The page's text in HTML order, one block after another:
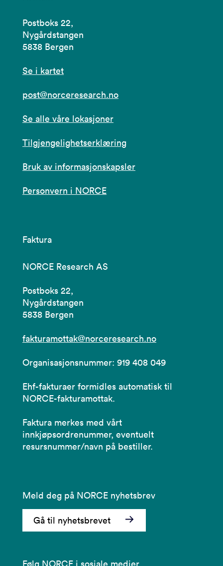
Postboks 22,
Nygårdstangen
5838 Bergen
Se i kartet
post@norceresearch.no
Se alle våre lokasjoner
Tilgjengelighetserklæring
Bruk av informasjonskapsler
Personvern i NORCE
Faktura
NORCE Research AS
Postboks 22,
Nygårdstangen
5838 Bergen
fakturamottak@norceresearch.no
Organisasjonsnummer: 919 408 049
Ehf-fakturaer formidles automatisk til
NORCE-fakturamottak.
Faktura merkes med vårt
innkjøpsordrenummer, eventuelt
resursnummer/navn på bestiller.
Meld deg på NORCE nyhetsbrev
Gå til nyhetsbrevet